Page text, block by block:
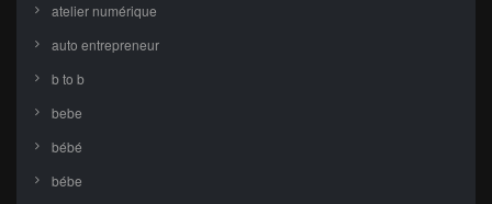
atelier numérique
auto entrepreneur
b to b
bebe
bébé
bébe